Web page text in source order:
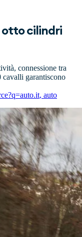
otto cilindri
connessione tra
cavalli garantiscono
, auto